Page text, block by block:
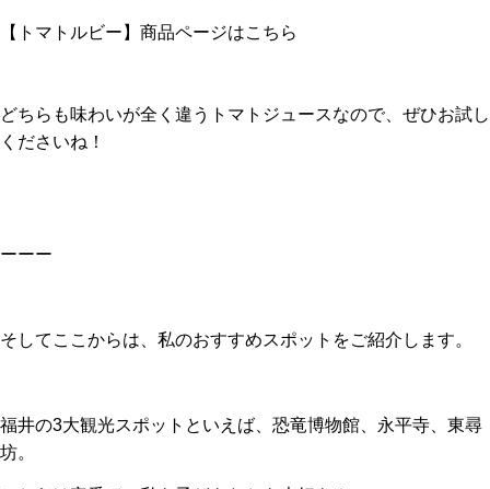
【トマトルビー】商品ページはこちら
どちらも味わいが全く違うトマトジュースなので、ぜひお試し
くださいね！
ーーー
そしてここからは、私のおすすめスポットをご紹介します。
福井の3大観光スポットといえば、恐竜博物館、永平寺、東尋
坊。